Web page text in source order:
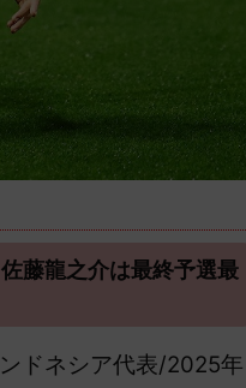
藤龍之介は最終予選最
ドネシア代表/2025年